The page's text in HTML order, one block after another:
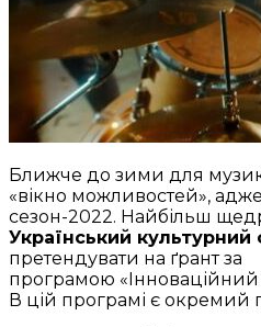
Ближче до зими для
«вікно можливостей»,
сезон-2022. Найбільш
Український
претендувати на ґрант за
програмою
В цій програмі є окремий